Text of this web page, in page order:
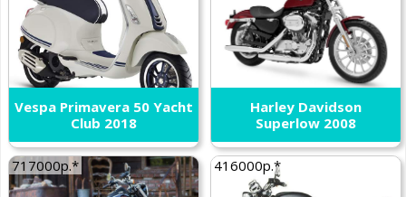
Vespa Primavera 50 Yacht
Club 2018
Harley Davidson
Superlow 2008
717000р.* 416000р.*